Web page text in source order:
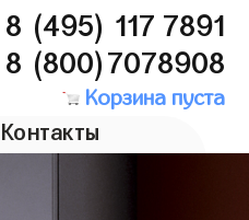
8 (495) 117 7891
8 (800)7078908
Корзина пуста
Контакты